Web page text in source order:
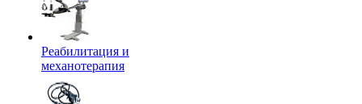
Реабилитация и
механотерапия